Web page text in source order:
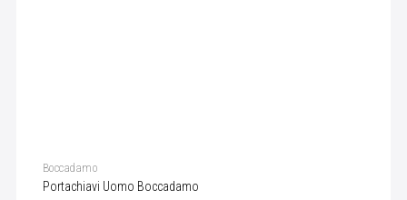
Boccadamo
Portachiavi Uomo Boccadamo